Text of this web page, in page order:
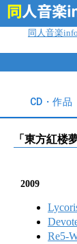
同人音楽info
CD・作品
「 東方紅楼
2009
Re5-